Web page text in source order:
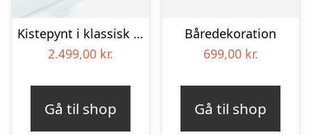
Kistepynt i klassisk stil – rød og hvid
2.499,00 kr.
Gå til shop
Båredekoration
699,00 kr.
Gå til shop